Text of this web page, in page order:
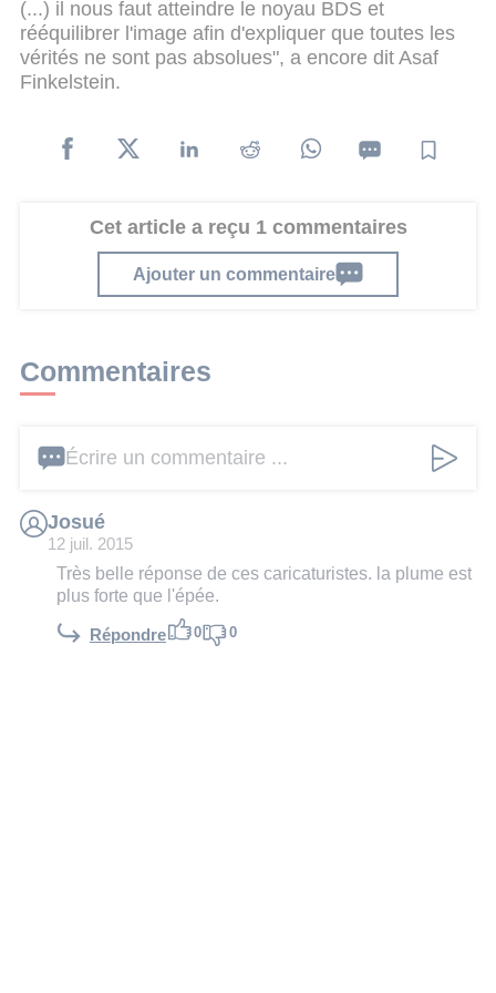
(...) il nous faut atteindre le noyau BDS et
rééquilibrer l'image afin d'expliquer que toutes les
vérités ne sont pas absolues", a encore dit Asaf
Finkelstein.
Cet article a reçu 1 commentaires
Ajouter un commentaire
Commentaires
Écrire un commentaire ...
Josué
12 juil. 2015
Très belle réponse de ces caricaturistes. la plume est
plus forte que l'épée.
Répondre 0 0